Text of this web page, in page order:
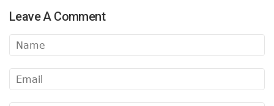
Leave A Comment